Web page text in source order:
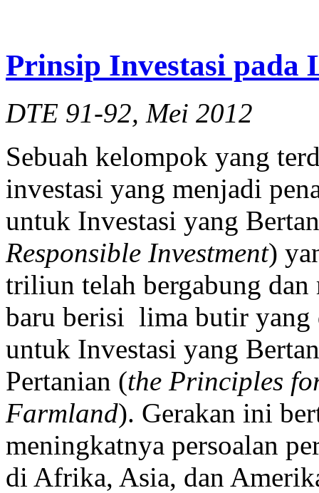
Prinsip Investasi pada
DTE 91-92, Mei 2012
Sebuah kelompok yang
investasi yang menjadi
untuk Investasi yang
Responsible Investment)
triliun telah bergabung dan
baru berisi lima butir yang
untuk Investasi yang
Pertanian (the Principles
Farmland). Gerakan ini
meningkatnya persoalan
di Afrika, Asia, dan